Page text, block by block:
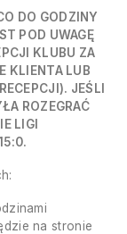
DO GODZINY
POD UWAGĘ
KLUBU ZA
KLIENTA LUB
JEŚLI
ROZEGRAĆ
LIGI
na stronie